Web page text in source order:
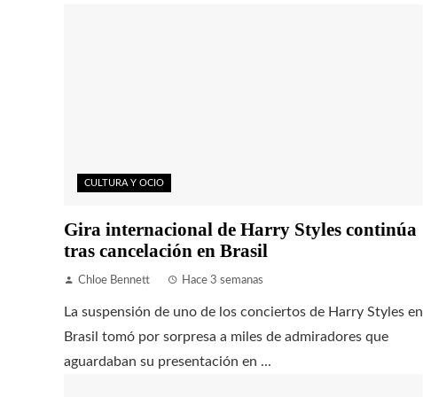
CULTURA Y OCIO
Gira internacional de Harry Styles continúa
tras cancelación en Brasil
Chloe Bennett Hace 3 semanas
La suspensión de uno de los conciertos de Harry Styles en
Brasil tomó por sorpresa a miles de admiradores que
aguardaban su presentación en ...